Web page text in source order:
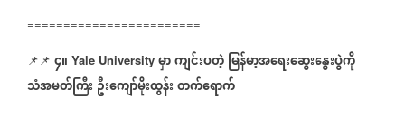
========================
📌📌 ၄။ Yale University မှာကျင်းပတဲ့မြန်မာ့အရေးဆွေးနွေးပွဲကို
သံအမတ်ကြီး ဦးကျော်မိုးထွန်းတက်ရောက်